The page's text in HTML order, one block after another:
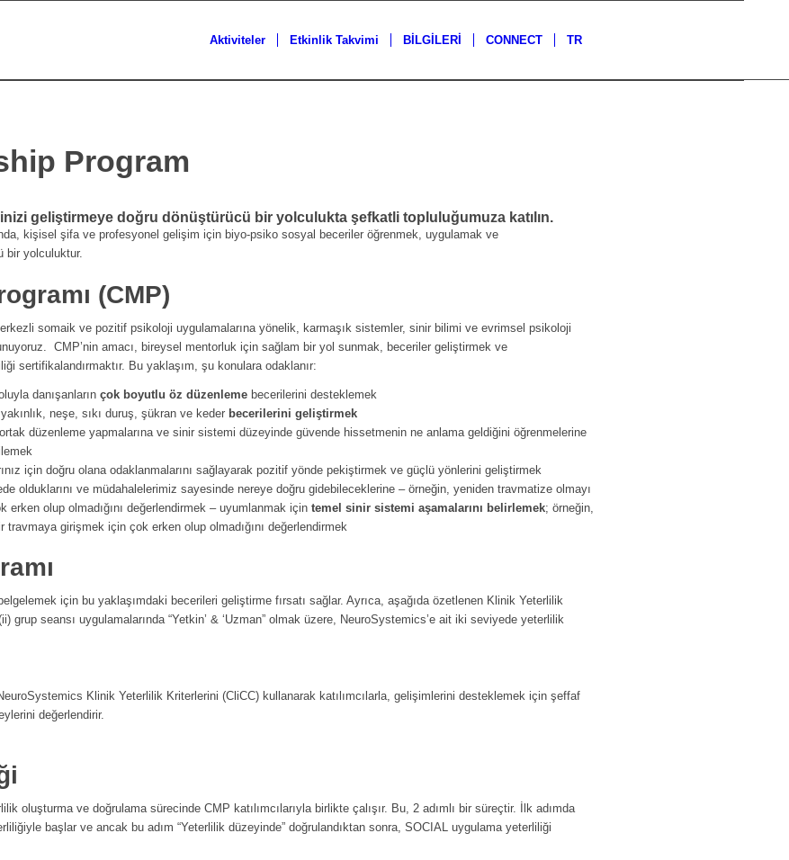
Aktiviteler Etkinlik Takvimi BİLGİLERİ CONNECT TR
Program
geliştirmeye doğru dönüştürücü bir yolculukta şefkatli topluluğumuza katılın.
kişisel şifa ve profesyonel gelişim için biyo-psiko sosyal beceriler öğrenmek, uygulamak ve
bir yolculuktur.
(CMP)
somaik ve pozitif psikoloji uygulamalarına yönelik, karmaşık sistemler, sinir bilimi ve evrimsel psikoloji
CMP’nin amacı, bireysel mentorluk için sağlam bir yol sunmak, beceriler geliştirmek ve
sertifikalandırmaktır. Bu yaklaşım, şu konulara odaklanır:
danışanların çok boyutlu öz düzenleme becerilerini desteklemek
neşe, sıkı duruş, şükran ve keder becerilerini geliştirmek
ortak düzenleme yapmalarına ve sinir sistemi düzeyinde güvende hissetmenin ne anlama geldiğini öğrenmelerine
için doğru olana odaklanmalarını sağlayarak pozitif yönde pekiştirmek ve güçlü yönlerini geliştirmek
olduklarını ve müdahalelerimiz sayesinde nereye doğru gidebileceklerine – örneğin, yeniden travmatize olmayı
olup olmadığını değerlendirmek – uyumlanmak için temel sinir sistemi aşamalarını belirlemek; örneğin,
girişmek için çok erken olup olmadığını değerlendirmek
için bu yaklaşımdaki becerileri geliştirme fırsatı sağlar. Ayrıca, aşağıda özetlenen Klinik Yeterlilik
grup seansı uygulamalarında “Yetkin’ & ‘Uzman” olmak üzere, NeuroSystemics’e ait iki seviyede yeterlilik
Klinik Yeterlilik Kriterlerini (CliCC) kullanarak katılımcılarla, gelişimlerini desteklemek için şeffaf
değerlendirir.
oluşturma ve doğrulama sürecinde CMP katılımcılarıyla birlikte çalışır. Bu, 2 adımlı bir süreçtir. İlk adımda
başlar ve ancak bu adım “Yeterlilik düzeyinde” doğrulandıktan sonra, SOCIAL uygulama yeterliliği